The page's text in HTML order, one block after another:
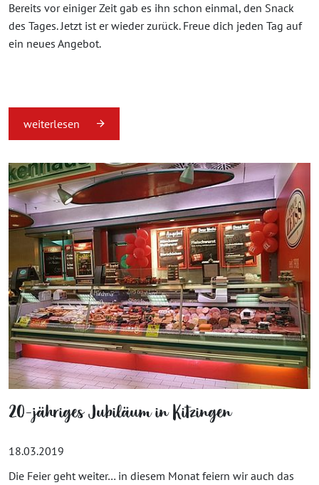
Bereits vor einiger Zeit gab es ihn schon einmal, den Snack
des Tages. Jetzt ist er wieder zurück. Freue dich jeden Tag auf
ein neues Angebot.
weiterlesen
20-jähriges Jubiläum in Kitzingen
18.03.2019
Die Feier geht weiter… in diesem Monat feiern wir auch das